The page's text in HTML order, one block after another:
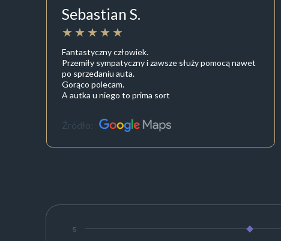
Sebastian S.
Fantastyczny człowiek.
Przemiły sympatyczny i zawsze służy pomocą nawet
po sprzedaniu auta.
Gorąco polecam.
A autka u niego to prima sort
Źródło:
5